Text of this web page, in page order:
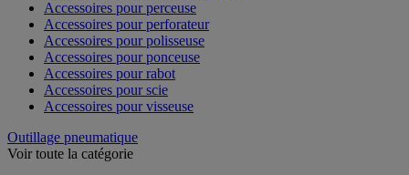
Accessoires pour perceuse
Accessoires pour perforateur
Accessoires pour polisseuse
Accessoires pour ponceuse
Accessoires pour rabot
Accessoires pour scie
Accessoires pour visseuse
Outillage pneumatique
Voir toute la catégorie